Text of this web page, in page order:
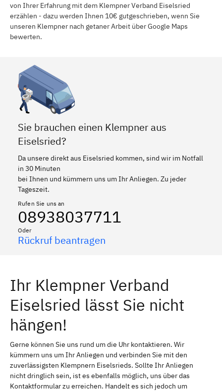
von Ihrer Erfahrung mit dem Klempner Verband Eiselsried
erzählen - dazu werden Ihnen 10€ gutgeschrieben, wenn Sie
unseren Klempner nach getaner Arbeit über Google Maps
bewerten.
Sie brauchen einen Klempner aus
Eiselsried?
Da unsere direkt aus Eiselsried kommen, sind wir im Notfall
in 30 Minuten
bei Ihnen und kümmern uns um Ihr Anliegen. Zu jeder
Tageszeit.
Rufen Sie uns an
08938037711
Oder
Rückruf beantragen
Ihr Klempner Verband
Eiselsried lässt Sie nicht
hängen!
Gerne können Sie uns rund um die Uhr kontaktieren. Wir
kümmern uns um Ihr Anliegen und verbinden Sie mit den
zuverlässigsten Klempnern Eiselsrieds. Sollte Ihr Anliegen
nicht dringlich sein, ist es ebenfalls möglich, uns über das
Kontaktformular zu erreichen. Handelt es sich jedoch um